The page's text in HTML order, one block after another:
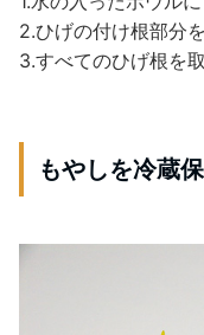
2.ひげの付け根部分
3.すべてのひげ根を
もやしを冷蔵